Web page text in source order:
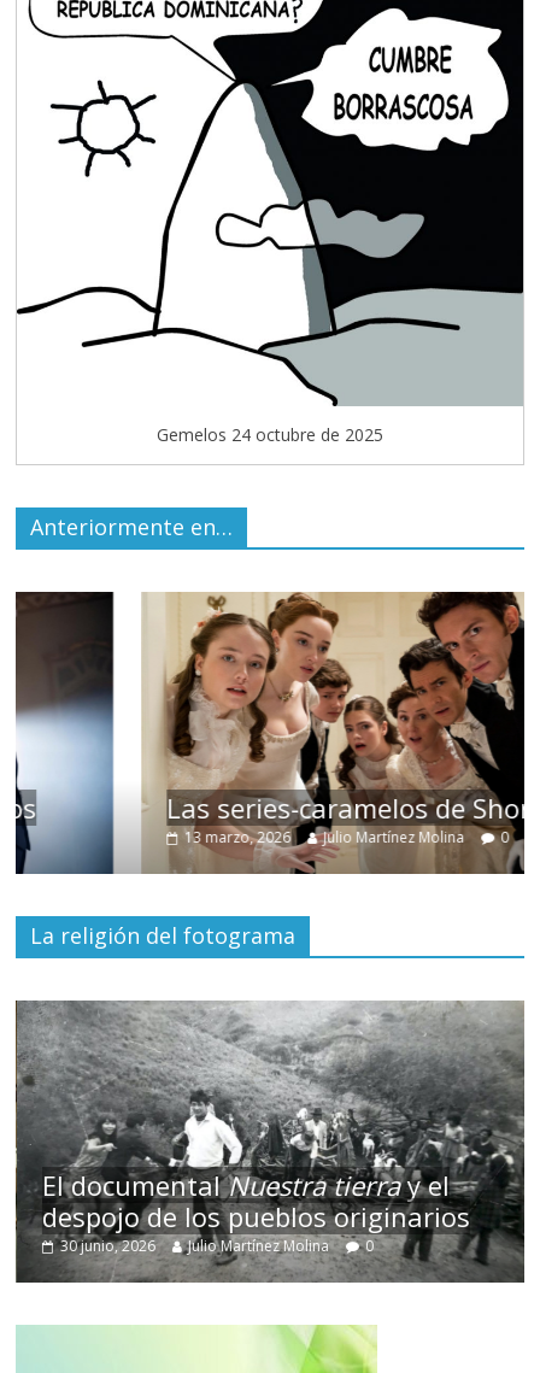
Gemelos 24 octubre de 2025
Anteriormente en…
Las series-caramelos de Shondaland
Julio Martínez Molina 0
La religión del fotograma
El documentalNuestra tierray el
despojo de los pueblos originarios
30 junio, 2026 Julio Martínez Molina 0